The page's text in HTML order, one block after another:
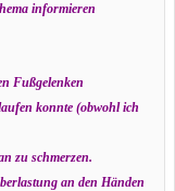
informieren
Fußgelenken
konnte (obwohl ich
zu schmerzen.
an den Händen